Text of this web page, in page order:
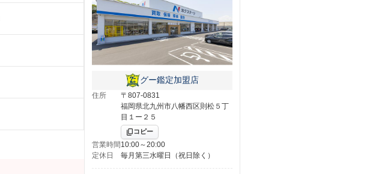
グー鑑定加盟店
住所
〒807-0831
福岡県北九州市八幡西区則松５丁
目１ー２５
コピー
営業時間10:00～20:00
定休日
毎月第三水曜日（祝日除く）